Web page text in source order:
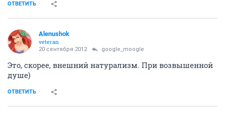
ОТВЕТИТЬ
Alenushok
veteran
20 сентября 2012 google_moogle
Это, скорее, внешний натурализм. При возвышенной
душе)
ОТВЕТИТЬ